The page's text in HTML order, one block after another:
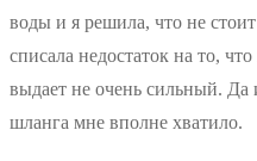
воды и я решила, что не
списала недостаток на то,
выдает не очень сильный. Да
шланга мне вполне хватило.